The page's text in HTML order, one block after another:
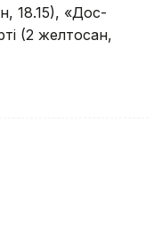
18.15), «Дос-
(2 желтоқсан,